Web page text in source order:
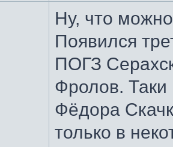
Ну, что
Появился
ПОГЗ
Фролов. Таки
Фёдора
только в